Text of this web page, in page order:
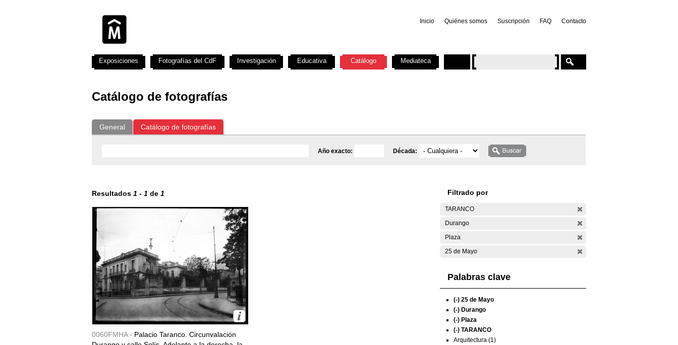
Inicio Quiénes somos Suscripción FAQ Contacto
Catálogo de fotografías
General Catálogo de fotografías
Año exacto: Década:
Resultados 1 - 1 de 1
0060FMHA - Palacio Taranco. Circunvalación
Filtrado por
TARANCO
Durango
Plaza
25 de Mayo
Palabras clave
(-) 25 de Mayo
(-) Durango
(-) Plaza
(-) TARANCO
Arquitectura (1)
Exposiciones Fotografías del CdF Investigación Educativa Catálogo Mediateca